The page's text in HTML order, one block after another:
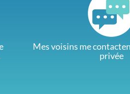
Mes voisins me
privée